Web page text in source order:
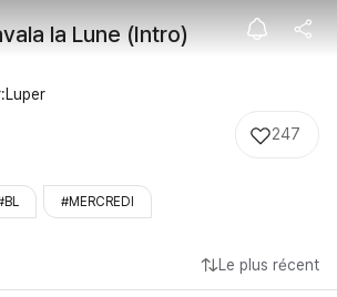
Le Fauve qui
la Lune (Intro)
247
#MERCREDI
Le plus récent